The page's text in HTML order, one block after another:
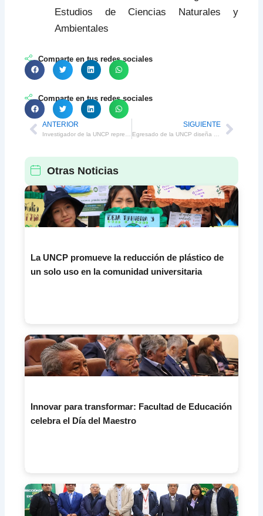
Estudios de Ciencias Naturales y
Ambientales
Comparte en tus redes sociales
Comparte en tus redes sociales
Prev
ANTERIOR
Investigador de la UNCP representó al Perú en simposio internacional en Brasil
SIGUIENTE
Egresado de la UNCP diseña horno portátil para preparar pachamancaNext
Otras Noticias
La UNCP promueve la reducción de plástico de
un solo uso en la comunidad universitaria
Innovar para transformar: Facultad de Educación
celebra el Día del Maestro